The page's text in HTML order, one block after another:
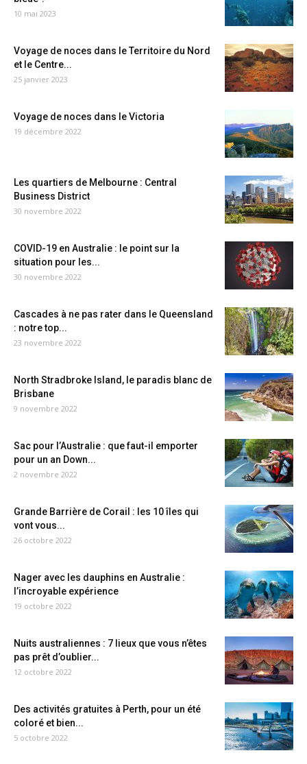
10 mai 2023
Voyage de noces dans le Territoire du Nord
et le Centre...
25 janvier 2023
Voyage de noces dans le Victoria
19 décembre 2022
Les quartiers de Melbourne : Central
Business District
30 novembre 2022
COVID-19 en Australie : le point sur la
situation pour les...
30 novembre 2022
Cascades à ne pas rater dans le Queensland
: notre top...
23 novembre 2022
North Stradbroke Island, le paradis blanc de
Brisbane
9 novembre 2022
Sac pour l’Australie : que faut-il emporter
pour un an Down...
2 novembre 2022
Grande Barrière de Corail : les 10 îles qui
vont vous...
26 octobre 2022
Nager avec les dauphins en Australie :
l’incroyable expérience
19 octobre 2022
Nuits australiennes : 7 lieux que vous n’êtes
pas prêt d’oublier...
12 octobre 2022
Des activités gratuites à Perth, pour un été
coloré et bien...
5 octobre 2022